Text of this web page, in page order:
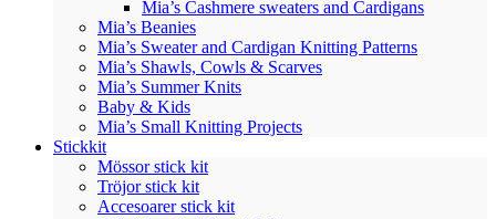
Mia’s Cashmere sweaters and Cardigans
Mia’s Beanies
Mia’s Sweater and Cardigan Knitting Patterns
Mia’s Shawls, Cowls & Scarves
Mia’s Summer Knits
Baby & Kids
Mia’s Small Knitting Projects
Stickkit
Mössor stick kit
Tröjor stick kit
Accesoarer stick kit